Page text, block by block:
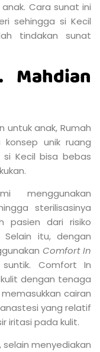
Cara sunat ini
sehingga si Kecil
tindakan sunat
Mahdian
untuk anak, Rumah
konsep unik ruang
si Kecil bisa bebas
menggunakan
sterilisasinya
pasien dari risiko
itu, dengan
Comfort In
Comfort In
dengan tenaga
cairan
yang relatif
iritasi pada kulit.
selain menyediakan